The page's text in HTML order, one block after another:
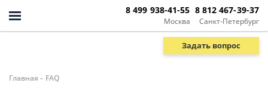
Москва
8 499 938-41-55
Санкт-Петербург
8 812 467-39-37
Задать вопрос
Главная - FAQ